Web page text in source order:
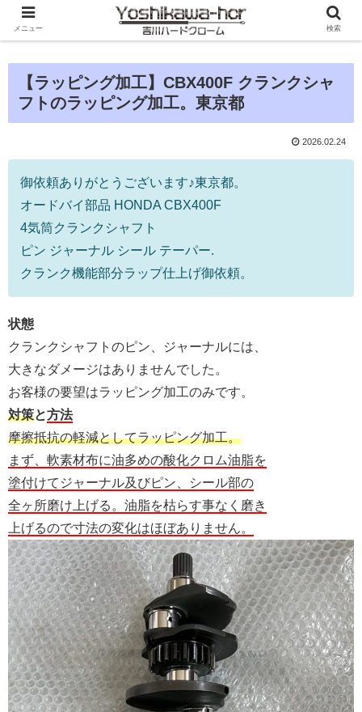
【ラッピング加工】CBX400F クランクシャ
フトのラッピング加工。東京都
2026.02.24
御依頼ありがとうございます♪東京都。
オードバイ部品 HONDA CBX400F
4気筒クランクシャフト
ピン ジャーナル シール テーパー.
クランク機能部分ラップ仕上げ御依頼。
状態
クランクシャフトのピン、ジャーナルには、
大きなダメージはありませんでした。
お客様の要望はラッピング加工のみです。
対策と方法
摩擦抵抗の軽減としてラッピング加工。
まず、軟素材布に油多めの酸化クロム油脂を
塗付けてジャーナル及びピン、シール部の
全ヶ所磨け上げる。油脂を枯らす事なく磨き
上げるので寸法の変化はほぼありません。
メニュー 検索